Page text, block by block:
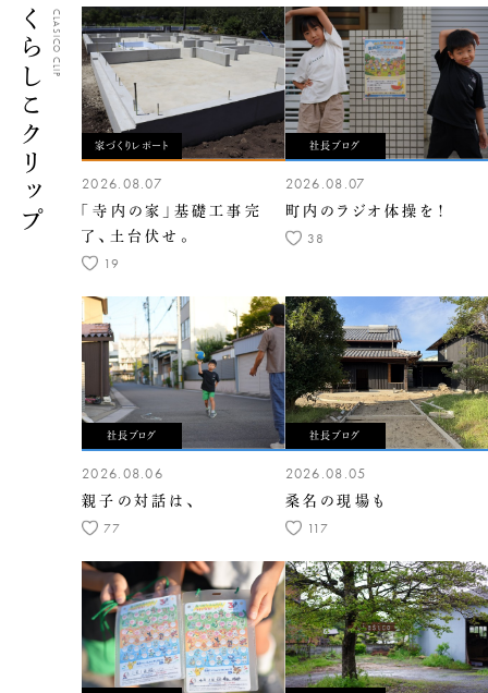
くらしこクリップCLASICO CLIP
家づくりレポート
2026.08.07
「寺内の家」基礎工事完
了、土台伏せ。
19
社長ブログ
2026.08.07
町内のラジオ体操を！
38
社長ブログ
2026.08.06
親子の対話は、
77
社長ブログ
2026.08.05
桑名の現場も
117